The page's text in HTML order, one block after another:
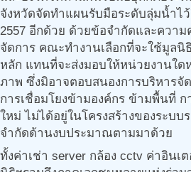
จังหวัดจัดทำแผนรับมือระดับลุ่มน้ำไ
2557 อีกด้วย ด้วยข้อจำกัดและความ
จัดการ คณะทำงานเลือกที่จะใช้มูลนิ
หลัก แทนที่จะส่งมอบให้หน่วยงานใด
ภาพ ซึ่งมิอาจตอบสนองการบริหารจั
การเชื่อมโยงข้ามองค์กร ข้ามพื้นที่ ก
ใหม่ ไม่ได้อยู่ในโครงสร้างของระบ
จำกัดด้านงบประมาณตามมาด้วย
ทั้งค่าเช่า server กล้อง cctv ค่าอินเ